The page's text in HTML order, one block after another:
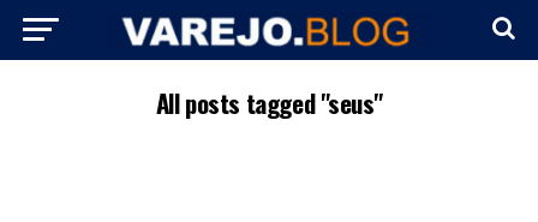
All posts tagged "seus"